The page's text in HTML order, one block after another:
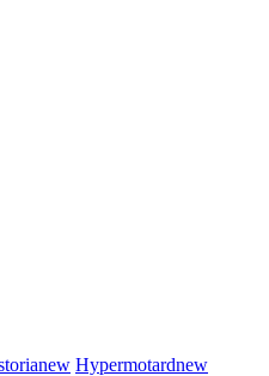
new Hypermotardnew